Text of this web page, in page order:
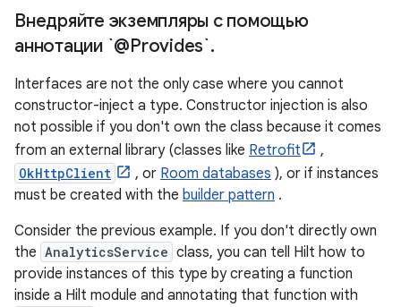
Внедряйте экземпляры с помощью
аннотации `@Provides`.
Interfaces are not the only case where you cannot
constructor-inject a type. Constructor injection is also
not possible if you don't own the class because it comes
from an external library (classes like Retrofit ,
OkHttpClient , or Room databases ), or if instances
must be created with the builder pattern .
Consider the previous example. If you don't directly own
the AnalyticsService class, you can tell Hilt how to
provide instances of this type by creating a function
inside a Hilt module and annotating that function with